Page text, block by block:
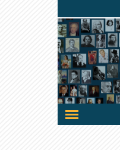
Attiva/disattiva
navigazione